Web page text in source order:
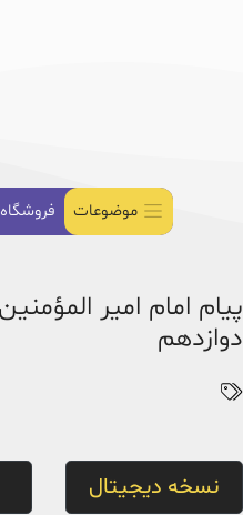
موضوعات فروشگاه
دوازدهم
نسخه دیجیتال